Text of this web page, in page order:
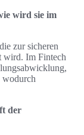
wird sie im
zur sicheren
wird. Im Fintech
wodurch
der